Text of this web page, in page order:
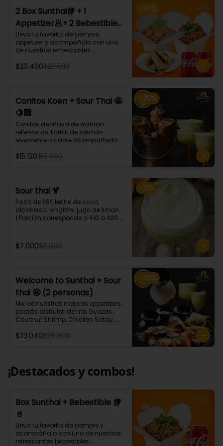
-20%
2 Box Sunthai🥡 + 1
Appetizer🥟+ 2 Bebestible
🥤 (Para 2 personas)
Lleva tu favorito de siempre,
appetizer y acompáñalo con uno
de nuestros refrescantes
¡Puedes armar tu platillo con las
$20.400$25.500
-20%
Conitos Koen + Sour Thai 🤩
🍋‍🟩
Conitos de masa de wantan
rellenos de Tartar de salmón
levemente picante acompañado
Unidades)
$15.120$18.900
-13%
Sour thai 🍹
Pisco de 35°, leche de coco,
albahaca, jengibre. jugo de limon.
1 Porción corresponde a 410 a 420
$7.000$8.000
-20%
Welcome to Sunthai + Sour
thai 🤩 (2 personas)
Mix de nuestros mejores appetizers ,
podrás disfrutar de mix Gyozas ,
Coconut Shrimp, Chicken Satay,
Mongolianas, papas fritas en salsa
$23.040$28.800
¡Destacados y combos!
Box Sunthai + Bebestible 🥡
🥤
Lleva tu favorito de siempre y
acompáñalo con uno de nuestros
refrescantes bebestibles.